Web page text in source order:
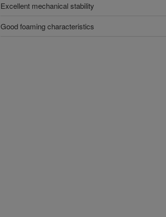
Excellent mechanical stability
Good foaming characteristics